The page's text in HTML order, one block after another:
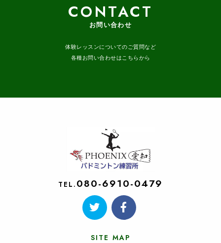
CONTACT
お問い合わせ
体験レッスンについてのご質問など
各種お問い合わせはこちらから
TEL. 080-6910-0479
SITE MAP